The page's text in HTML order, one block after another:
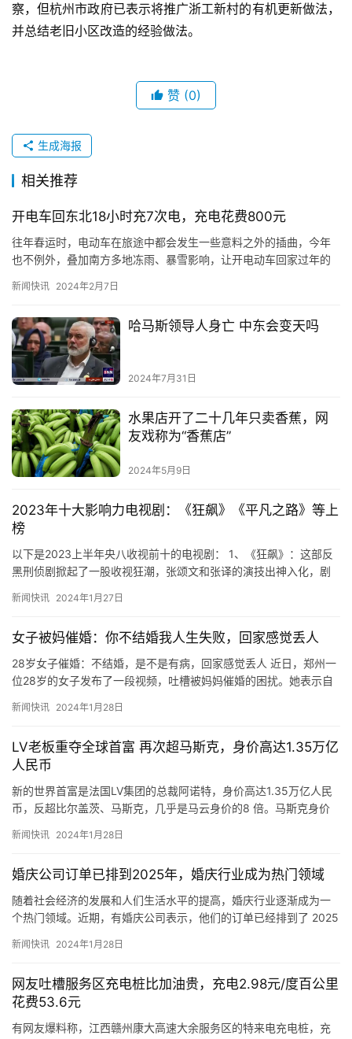
察，但杭州市政府已表示将推广浙工新村的有机更新做法，
并总结老旧小区改造的经验做法。
赞 (0)
生成海报
相关推荐
开电车回东北18小时充7次电，充电花费800元
往年春运时，电动车在旅途中都会发生一些意料之外的插曲，今年
也不例外，叠加南方多地冻雨、暴雪影响，让开电动车回家过年的
贾先…
新闻快讯 2024年2月7日
哈马斯领导人身亡 中东会变天吗
2024年7月31日
水果店开了二十几年只卖香蕉，网
友戏称为“香蕉店”
2024年5月9日
2023年十大影响力电视剧：《狂飙》《平凡之路》等上
榜
以下是2023上半年央八收视前十的电视剧： 1、《狂飙》：这部反
黑刑侦剧掀起了一股收视狂潮，张颂文和张译的演技出神入化，剧
新闻快讯 2024年1月27日
女子被妈催婚：你不结婚我人生失败，回家感觉丢人
28岁女子催婚：不结婚，是不是有病，回家感觉丢人 近日，郑州一
位28岁的女子发布了一段视频，吐槽被妈妈催婚的困扰。她表示自
新闻快讯 2024年1月28日
LV老板重夺全球首富 再次超马斯克，身价高达1.35万亿
人民币
新的世界首富是法国LV集团的总裁阿诺特，身价高达1.35万亿人民
币，反超比尔盖茨、马斯克，几乎是马云身价的8 倍。马斯克身价
新闻快讯 2024年1月28日
婚庆公司订单已排到2025年，婚庆行业成为热门领域
随着社会经济的发展和人们生活水平的提高，婚庆行业逐渐成为一
个热门领域。近期，有婚庆公司表示，他们的订单已经排到了 2025
新闻快讯 2024年1月28日
网友吐槽服务区充电桩比加油贵，充电2.98元/度百公里
花费53.6元
有网友爆料称，江西赣州康大高速大余服务区的特来电充电桩，充